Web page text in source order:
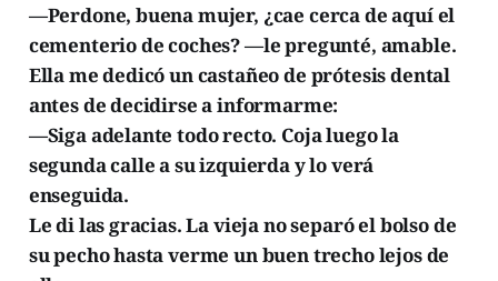
—Perdone, buena mujer, ¿cae cerca de aquí el
cementerio de coches? —le pregunté, amable.
Ella me dedicó un castañeo de prótesis dental
antes de decidirse a informarme:
—Siga adelante todo recto. Coja luego la
segunda calle a su izquierda y lo verá
enseguida.
Le di las gracias. La vieja no separó el bolso de
su pecho hasta verme un buen trecho lejos de